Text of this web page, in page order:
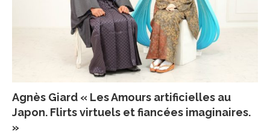
Agnès Giard « Les Amours artificielles au
Japon. Flirts virtuels et fiancées imaginaires.
»